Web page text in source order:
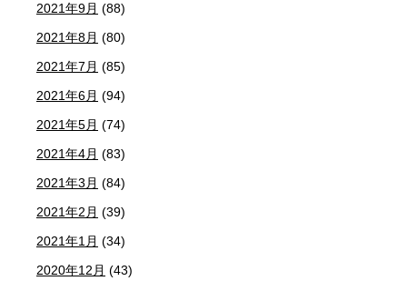
2021年9月 (88)
2021年8月 (80)
2021年7月 (85)
2021年6月 (94)
2021年5月 (74)
2021年4月 (83)
2021年3月 (84)
2021年2月 (39)
2021年1月 (34)
2020年12月 (43)